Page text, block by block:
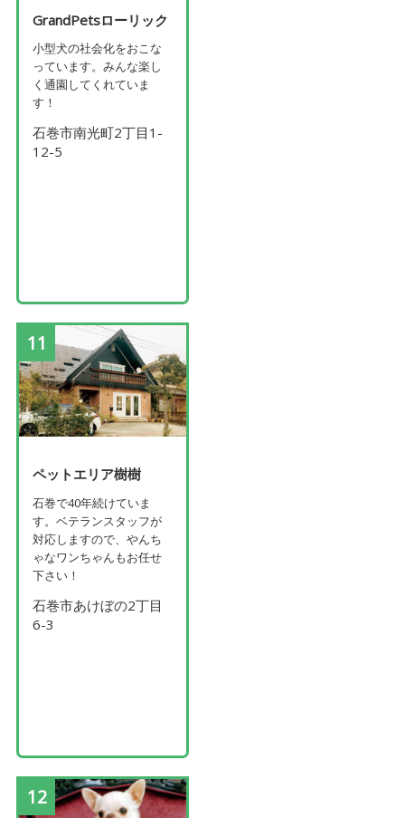
GrandPetsローリック
小型犬の社会化をおこな
っています。みんな楽し
く通園してくれていま
す！
石巻市南光町2丁目1-
12-5
11
ペットエリア樹樹
石巻で40年続けていま
す。ベテランスタッフが
対応しますので、やんち
ゃなワンちゃんもお任せ
下さい！
石巻市あけぼの2丁目
6-3
12